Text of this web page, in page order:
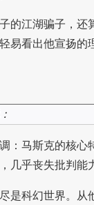
的江湖骗子，还
易看出他宣扬的
：马斯克的核心
几乎丧失批判能
是科幻世界。从